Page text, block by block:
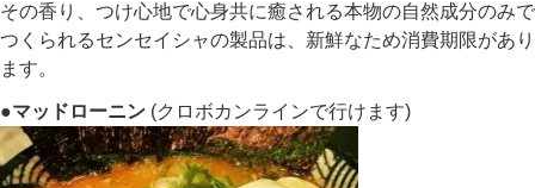
その香り、つけ心地で心身共に癒される本物の自然成分のみで
つくられるセンセイシャの製品は、新鮮なため消費期限があり
ます。
●マッドローニン (クロボカンラインで行けます)